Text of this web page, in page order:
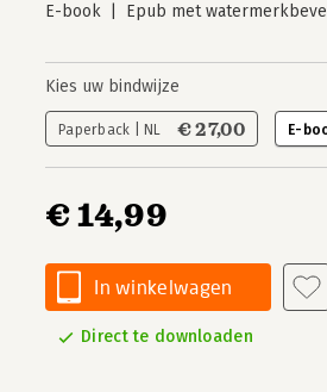
E-book Epub met
Kies uw bindwijze
Paperback | NL € 27,00 E-
€ 14,99
In winkelwagen
Direct te downloaden